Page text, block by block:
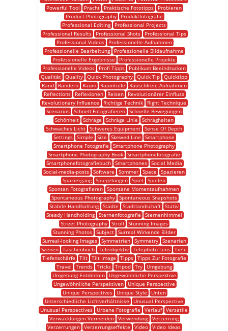
Powerful Tool
Pracht Praktische Fototipps
Probieren
Product Photography
Produktfotografie
Professional Editing
Professional Projects
Professional Results
Professional Shots
Professional Tips
Professional Videos
Professionelle Aufnahmen
Professionelle Bearbeitung
Professionelle Bildaufnahme
Professionelle Ergebnisse
Professionelle Projekte
Professionelle Videos
Profi Tipps
Publikum Beeindrucken
Qualität Quality Quick Photography Quick Tip Quicktipp
Rand
Rändern Raum Raumtiefe
Rauschfreie Aufnahmen
Reflections
Reflexionen Reisen
Revolutionärer Einfluss
Revolutionary Influence
Richtige Technik
Right Technique
Scenarios Schnell Fotografieren Schnelle Bewegungen
Schönheit
Schräge Schräge Linie
Schräghalten
Schwaches Licht Schweres Equipment Sense Of Depth
Settings Simple Size Skewed Line
Smartphone
Smartphone Fotografie
Smartphone Photography
Smartphone Photography Book
Smartphonefotografie
Smartphonefotografiebuch
Smartphones
Social Media
Social-media-posts Software Sommer Space
Spazieren
Spaziergang Spiegelungen Spiel
Spielen
Spontan Fotografieren Spontane Momentaufnahmen
Spontaneous Photography
Spontaneous Snapshots
Stabile Handhaltung Städte Stadtlandschaft Stativ
Steady Handholding
Sternenfotografie
Sternenhimmel
Street Photography
Stroll
Stunning Images
Stunning Photos
Subject
Surreal Wirkende Bilder
Surreal-looking Images
Symmetrien Symmetry
Szenarien
Szenen Taschenbuch Teleobjektiv Telephoto Lens Tiefe
Tiefenschärfe
Tilt Tilt Image Tipps
Tipps Zur Fotografie
Travel
Trends Tricks Tripod Try
Umgebung
Umgebung Entdecken
Ungewöhnliche Perspektive
Ungewöhnliche Perspektiven
Unique Perspective
Unique Perspectives
Unique Style
Unten
Unterschiedliche Lichtverhältnisse
Unusual Perspective
Unusual Perspectives
Urbane Fotografie Verlauf Versatile
Verwacklungen Vermeiden Verwendung Verzerrung
Verzerrungen Verzerrungseffekte Video Video Ideas